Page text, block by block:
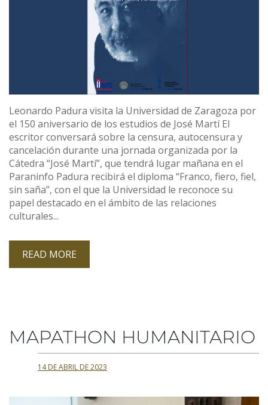
Leonardo Padura visita la Universidad de Zaragoza por
el 150 aniversario de los estudios de José Martí El
escritor conversará sobre la censura, autocensura y
cancelación durante una jornada organizada por la
Cátedra “José Martí”, que tendrá lugar mañana en el
Paraninfo Padura recibirá el diploma “Franco, fiero, fiel,
sin saña”, con el que la Universidad le reconoce su
papel destacado en el ámbito de las relaciones
culturales...
READ MORE
MAPATHON HUMANITARIO
14 DE ABRIL DE 2023